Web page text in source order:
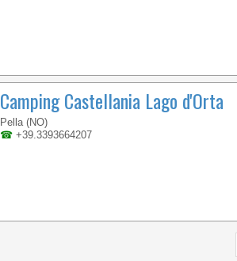
Camping Castellania Lago d'Orta
Pella (NO)
☎ +39.3393664207